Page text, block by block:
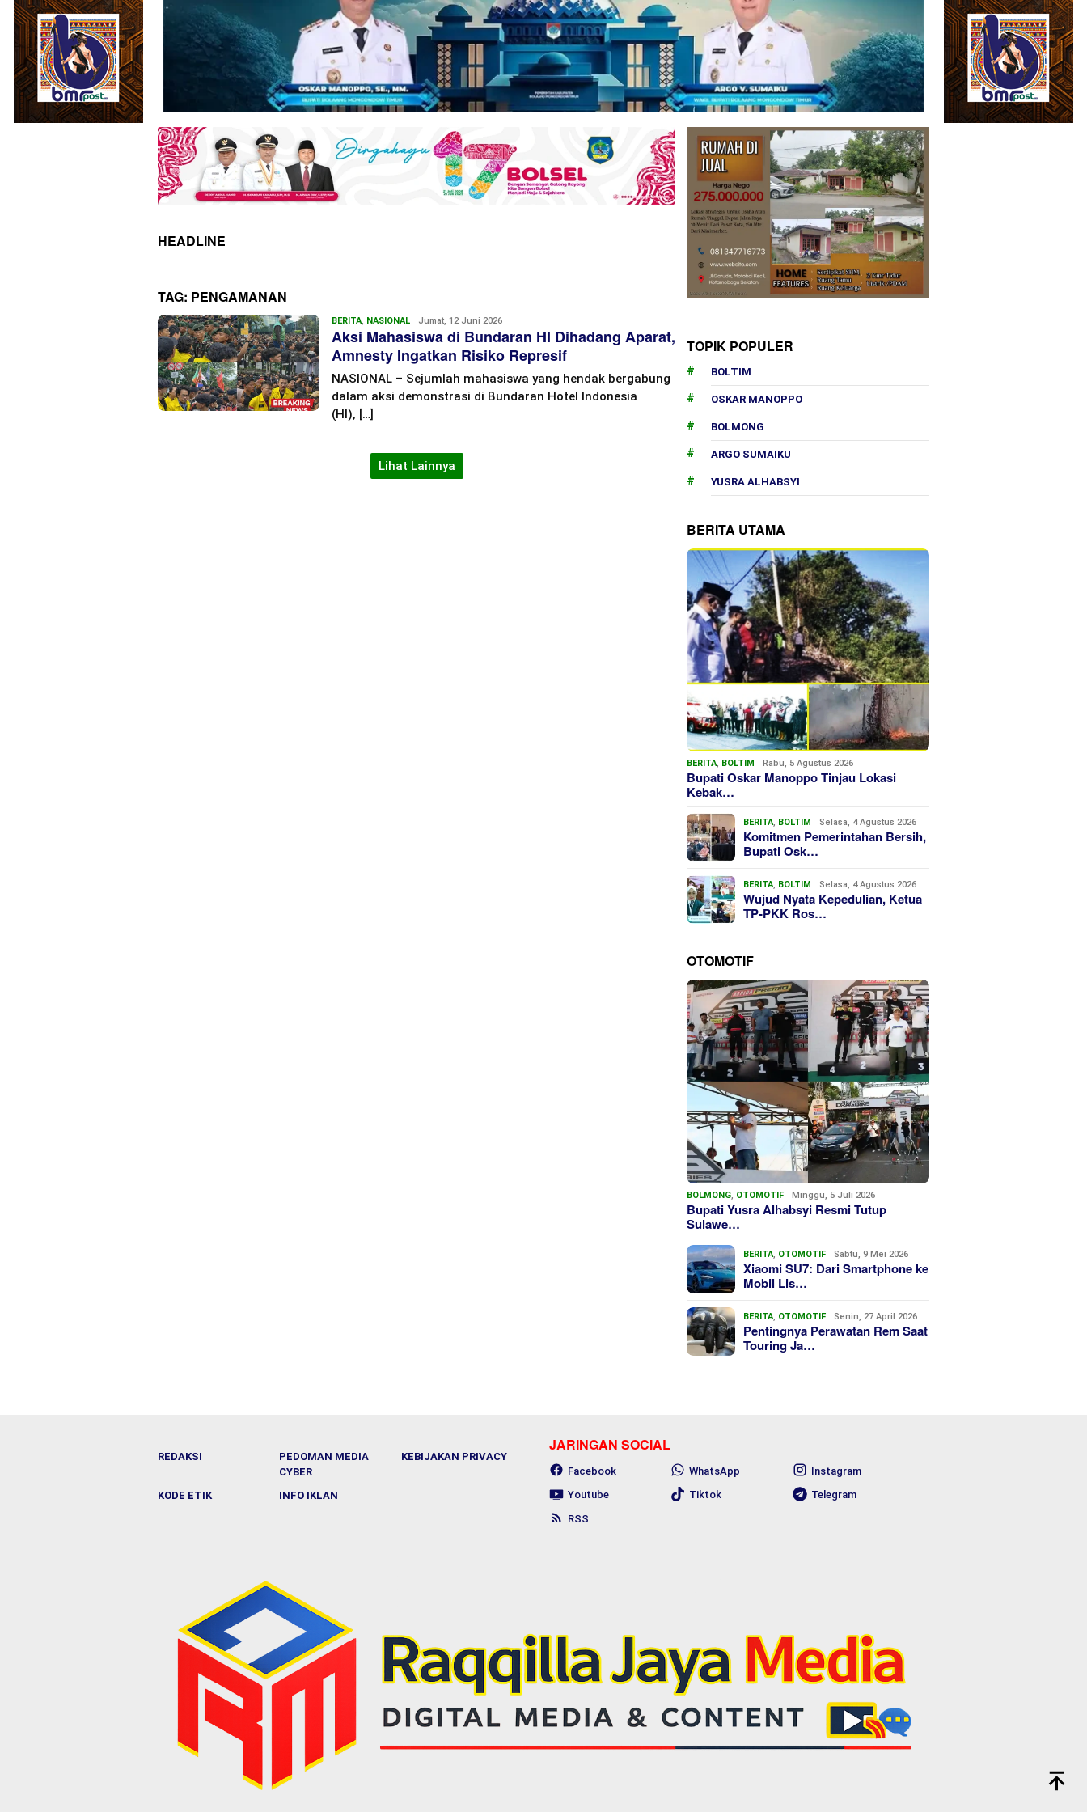
HEADLINE
TAG: PENGAMANAN
BERITA NASIONAL Redaksi
Jumat, 12 Juni 2026
Aksi Mahasiswa di Bundaran HI Dihadang Aparat,
Amnesty Ingatkan Risiko Represif
NASIONAL – Sejumlah mahasiswa yang hendak bergabung
dalam aksi demonstrasi di Bundaran Hotel Indonesia
(HI), […]
Lihat Lainnya
TOPIK POPULER
BOLTIM
OSKAR MANOPPO
BOLMONG
ARGO SUMAIKU
YUSRA ALHABSYI
BERITA UTAMA
BERITA, BOLTIM Rabu, 5 Agustus 2026
Bupati Oskar Manoppo Tinjau Lokasi
Kebak…
BERITA, BOLTIM Selasa, 4 Agustus 2026
Komitmen Pemerintahan Bersih,
Bupati Osk…
BERITA, BOLTIM Selasa, 4 Agustus 2026
Wujud Nyata Kepedulian, Ketua
TP-PKK Ros…
OTOMOTIF
BOLMONG, OTOMOTIF Minggu, 5 Juli 2026
Bupati Yusra Alhabsyi Resmi Tutup
Sulawe…
BERITA, OTOMOTIF Sabtu, 9 Mei 2026
Xiaomi SU7: Dari Smartphone ke
Mobil Lis…
BERITA, OTOMOTIF Senin, 27 April 2026
Pentingnya Perawatan Rem Saat
Touring Ja…
REDAKSI
PEDOMAN MEDIA
CYBER
KEBIJAKAN PRIVACY
KODE ETIK INFO IKLAN
JARINGAN SOCIAL
Facebook WhatsApp
Instagram
Youtube
Tiktok
Telegram
RSS